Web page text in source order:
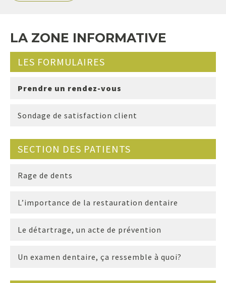
LA ZONE INFORMATIVE
LES FORMULAIRES
Prendre un rendez-vous
Sondage de satisfaction client
SECTION DES PATIENTS
Rage de dents
L’importance de la restauration dentaire
Le détartrage, un acte de prévention
Un examen dentaire, ça ressemble à quoi?